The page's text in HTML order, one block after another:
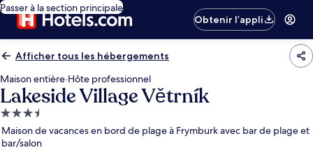
Passer à la section principale
Obtenir l’appli
Afficher tous les hébergements
Maison entière·Hôte professionnel
Lakeside Village Větrník
Hébergement
3.5 étoiles
Maison de vacances en bord de plage à Frymburk avec bar de plage et
bar/salon